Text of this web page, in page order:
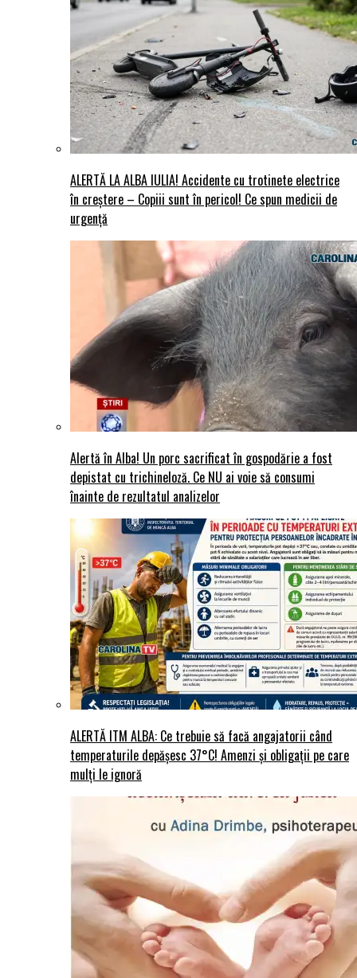
ALERTĂ LA ALBA IULIA! Accidente cu trotinete electrice
în creștere – Copiii sunt în pericol! Ce spun medicii de
urgență
Alertă în Alba! Un porc sacrificat în gospodărie a fost
depistat cu trichineloză. Ce NU ai voie să consumi
înainte de rezultatul analizelor
ALERTĂ ITM ALBA: Ce trebuie să facă angajatorii când
temperaturile depășesc 37°C! Amenzi și obligații pe care
mulți le ignoră